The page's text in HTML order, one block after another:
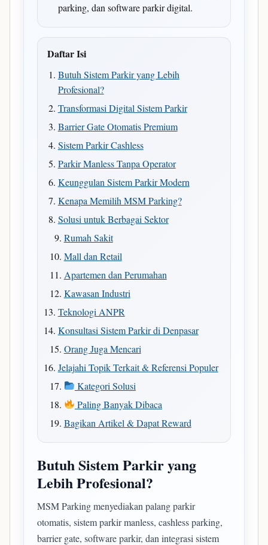
parking, dan software parkir digital.
Daftar Isi
Butuh Sistem Parkir yang Lebih
Profesional?
Transformasi Digital Sistem Parkir
Barrier Gate Otomatis Premium
Sistem Parkir Cashless
Parkir Manless Tanpa Operator
Keunggulan Sistem Parkir Modern
Kenapa Memilih MSM Parking?
Solusi untuk Berbagai Sektor
Rumah Sakit
Mall dan Retail
Apartemen dan Perumahan
Kawasan Industri
Teknologi ANPR
Konsultasi Sistem Parkir di Denpasar
Orang Juga Mencari
Jelajahi Topik Terkait & Referensi Populer
Kategori Solusi
Paling Banyak Dibaca
Bagikan Artikel & Dapat Reward
Butuh Sistem Parkir yang
Lebih Profesional?
MSM Parking menyediakan palang parkir
otomatis, sistem parkir manless, cashless parking,
barrier gate, software parkir, dan integrasi sistem